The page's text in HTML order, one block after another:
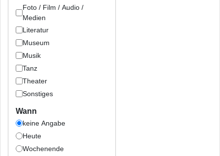
Foto / Film / Audio /
Medien
Literatur
Museum
Musik
Tanz
Theater
Sonstiges
Wann
keine Angabe
Heute
Wochenende